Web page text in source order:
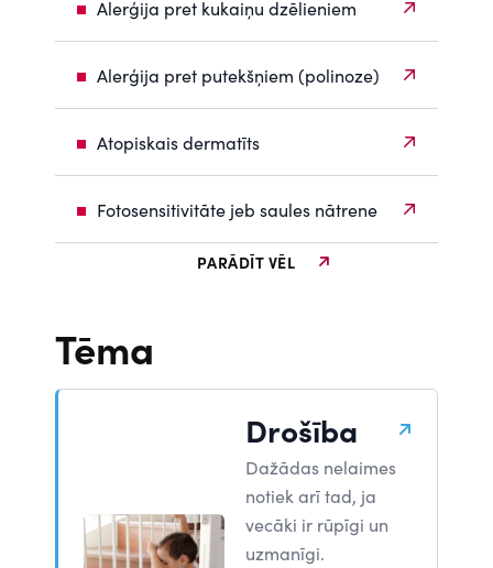
Alerģija pret kukaiņu dzēlieniem
Alerģija pret putekšņiem (polinoze)
Atopiskais dermatīts
Fotosensitivitāte jeb saules nātrene
PARĀDĪT VĒL
Tēma
Drošība
Dažādas nelaimes
notiek arī tad, ja
vecāki ir rūpīgi un
uzmanīgi.